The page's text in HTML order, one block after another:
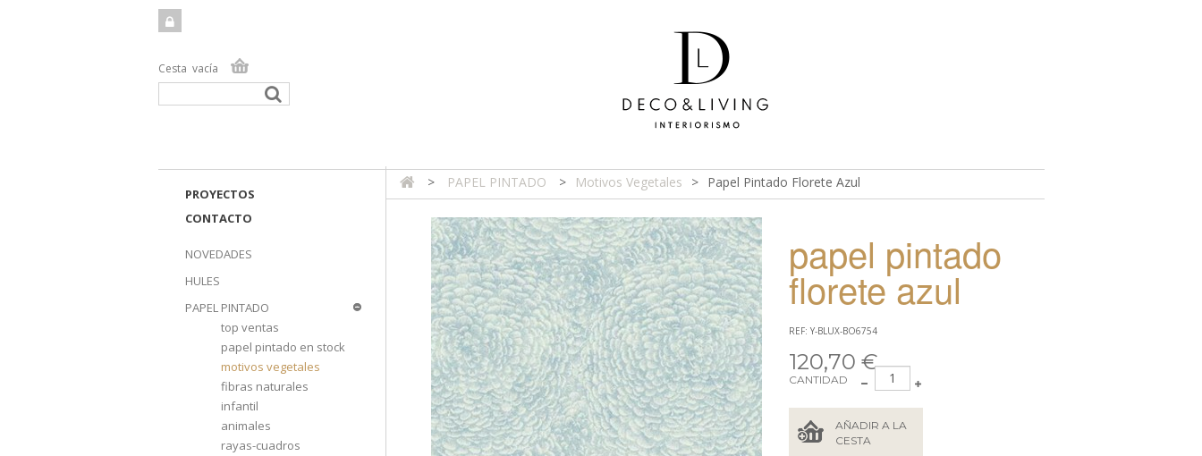
Cesta vacía
TIENDA ONLINE TIENDA FÍSICA PROYECTOS CONTACTO
PROYECTOS
CONTACTO
NOVEDADES
HULES
PAPEL PINTADO
top ventas
papel pintado en stock
motivos vegetales
fibras naturales
infantil
animales
rayas-cuadros
> PAPEL PINTADO > Motivos Vegetales > Papel Pintado Florete Azul
papel pintado
florete azul
REF: Y-BLUX-BO6754
120,70 €
CANTIDAD
AÑADIR A LA
CESTA